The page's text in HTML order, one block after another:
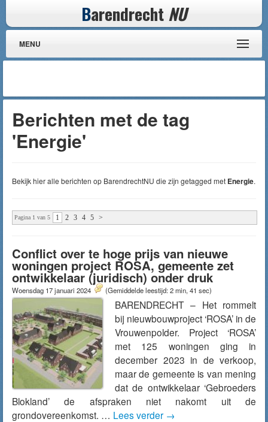
Barendrecht NU
MENU
Berichten met de tag
'Energie'
Bekijk hier alle berichten op BarendrechtNU die zijn getagged met Energie.
Pagina 1 van 5 1 2 3 4 5 >
Conflict over te hoge prijs van nieuwe
woningen project ROSA, gemeente zet
ontwikkelaar (juridisch) onder druk
Woensdag 17 januari 2024 (Gemiddelde leestijd: 2 min, 41 sec)
BARENDRECHT – Het rommelt
bij nieuwbouwproject ‘ROSA’ in de
Vrouwenpolder. Project ‘ROSA’
met 125 woningen ging in
december 2023 in de verkoop,
maar de gemeente is van mening
dat de ontwikkelaar ‘Gebroeders
Blokland’ de afspraken niet nakomt uit de
grondovereenkomst. … Lees verder →